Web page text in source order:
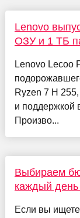
Lenovo
ОЗУ и 1 ТБ
Lenovo Lecoo
Ryzen 7 H
и поддержкой
Произво...
Выбираем
каждый день
Если вы